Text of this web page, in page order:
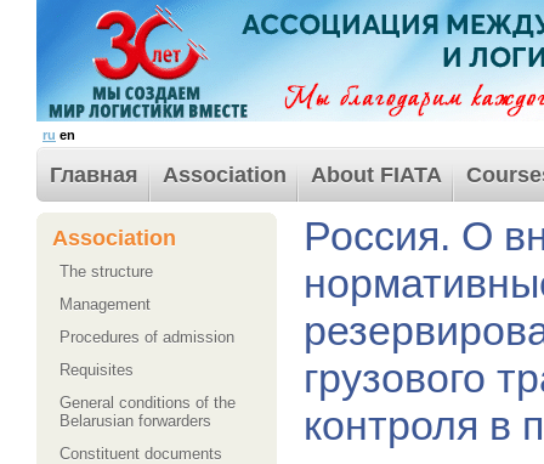
ru en
Главная Association About FIATA
Association
The structure
Management
Procedures of admission
Requisites
General conditions of the
Belarusian forwarders
Сonstituent documents
Россия. О
грузового
контроля в